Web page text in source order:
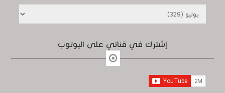
إشترك في قناتي على اليوتوب